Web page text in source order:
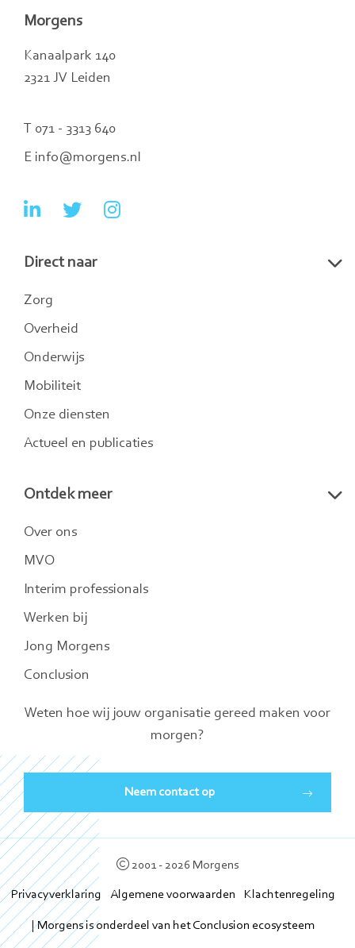
Morgens
Kanaalpark 140
2321 JV Leiden
T 071 - 3313 640
E info@morgens.nl
Ga
LinkedIn
Ga
Twitter
Ga
Direct naar
Zorg
Overheid
Onderwijs
Mobiliteit
Onze diensten
Actueel en publicaties
Ontdek meer
Over ons
MVO
Interim professionals
Werken bij
Jong Morgens
Conclusion
Weten hoe wij jouw organisatie gereed maken voor
morgen?
Neem contact op
2001 - 2026 Morgens
Privacyverklaring Algemene voorwaarden Klachtenregeling
| Morgens is onderdeel van het Conclusion ecosysteem